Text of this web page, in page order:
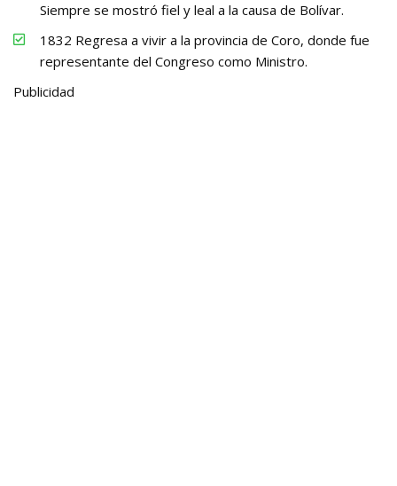
Siempre se mostró fiel y leal a la causa de Bolívar.
1832 Regresa a vivir a la provincia de Coro, donde fue
representante del Congreso como Ministro.
Publicidad